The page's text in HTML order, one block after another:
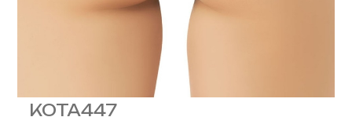
KOTA447